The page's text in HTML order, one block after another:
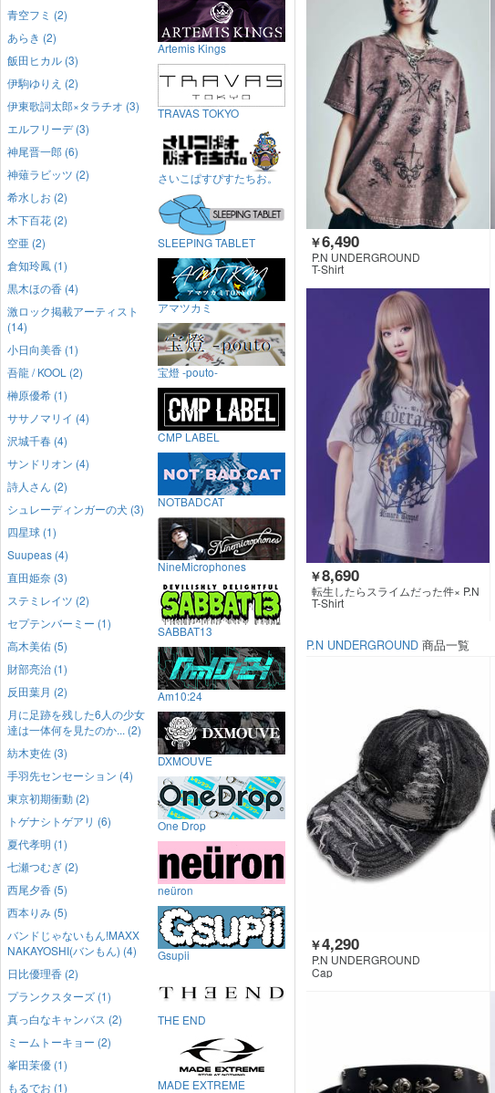
￥6,490
P.N UNDERGROUND
T-Shirt
￥8,690
転生したらスライムだった件× P.N
UNDERGROUND
T-Shirt
P.N UNDERGROUND 商品一覧
￥4,290
P.N UNDERGROUND
Cap
青空フミ (2)
あらき (2)
飯田ヒカル (3)
伊駒ゆりえ (2)
伊東歌詞太郎×タラチオ (3)
エルフリーデ (3)
神尾晋一郎 (6)
神薙ラビッツ (2)
希水しお (2)
木下百花 (2)
空亜 (2)
倉知玲鳳 (1)
黒木ほの香 (4)
激ロック掲載アーティスト
(14)
小日向美香 (1)
吾龍 / KOOL (2)
榊原優希 (1)
ササノマリイ (4)
沢城千春 (4)
サンドリオン (4)
詩人さん (2)
シュレーディンガーの犬 (3)
四星球 (1)
Suupeas (4)
直田姫奈 (3)
ステミレイツ (2)
セプテンバーミー (1)
高木美佑 (5)
財部亮治 (1)
反田葉月 (2)
月に足跡を残した6人の少女
達は一体何を見たのか... (2)
紡木吏佐 (3)
手羽先センセーション (4)
東京初期衝動 (2)
トゲナシトゲアリ (6)
夏代孝明 (1)
七瀬つむぎ (2)
西尾夕香 (5)
西本りみ (5)
バンドじゃないもん!MAXX
NAKAYOSHI(バンもん) (4)
日比優理香 (2)
プランクスターズ (1)
真っ白なキャンバス (2)
ミームトーキョー (2)
峯田茉優 (1)
もるでお (1)
Artemis Kings
TRAVAS TOKYO
さいこぱすぴすたちお。
SLEEPING TABLET
アマツカミ
宝燈 -pouto-
CMP LABEL
NOTBADCAT
NineMicrophones
SABBAT13
Am10:24
DXMOUVE
One Drop
neüron
Gsupii
THE END
MADE EXTREME